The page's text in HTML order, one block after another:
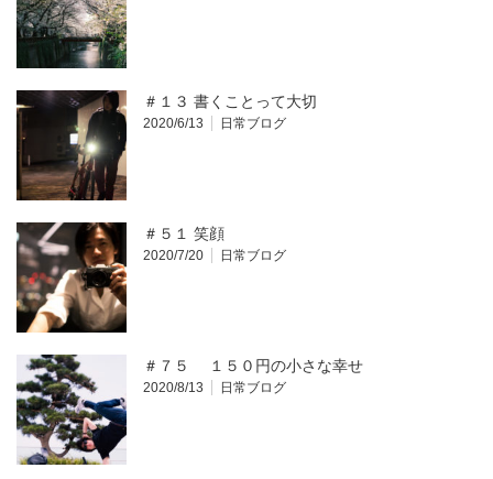
＃１３ 書くことって大切
2020/6/13 日常ブログ
＃５１ 笑顔
2020/7/20 日常ブログ
＃７５ １５０円の小さな幸せ
2020/8/13 日常ブログ